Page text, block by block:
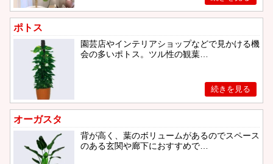
ポトス
園芸店やインテリアショップなどで見かける機
会の多いポトス。ツル性の観葉…
オーガスタ
背が高く、葉のボリュームがあるのでスペース
のある玄関や廊下におすすめで…